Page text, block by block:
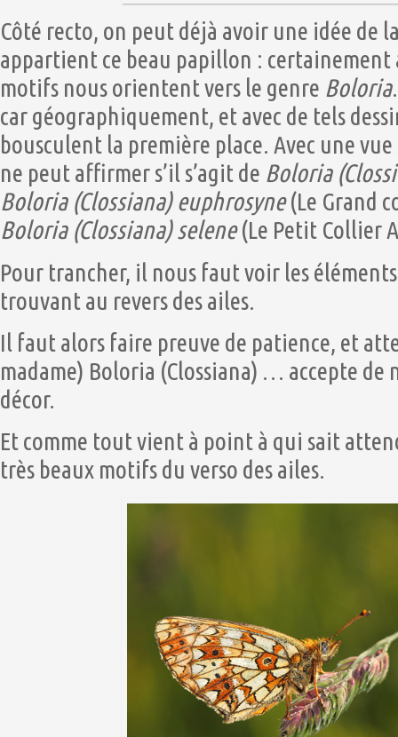
Côté recto, on peut déjà avoir une idée de
appartient ce beau papillon : certainement
motifs nous orientent vers le genre Boloria
car géographiquement, et avec de tels
bousculent la première place. Avec une
ne peut affirmer s’il s’agit de Boloria
Boloria (Clossiana) euphrosyne(Le Grand
Boloria (Clossiana) selene(Le Petit Collier
Pour trancher, il nous faut voir les
trouvant au revers des ailes.
Il faut alors faire preuve de patience, et
madame) Boloria (Clossiana) … accepte de
décor.
Et comme tout vient à point à qui sait
très beaux motifs du verso des ailes.